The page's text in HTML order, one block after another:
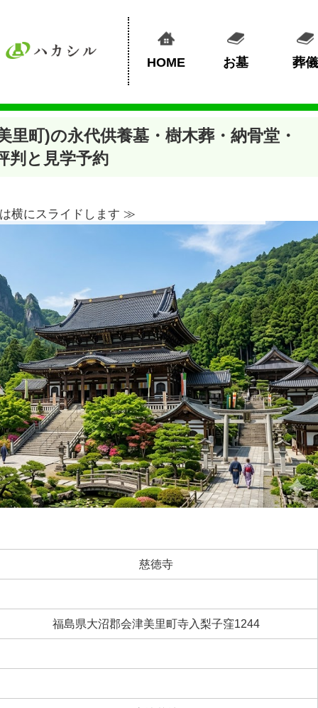
HOME お墓 葬儀
里町)の永代供養墓・樹木葬・納骨堂・
判と見学予約
横にスライドします ≫︎
慈徳寺
福島県大沼郡会津美里町寺入梨子窪1244